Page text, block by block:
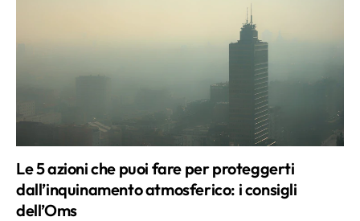
Le 5 azioni che puoi fare per proteggerti
dall’inquinamento atmosferico: i consigli
dell’Oms